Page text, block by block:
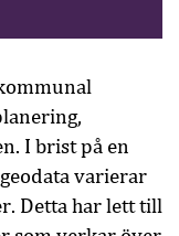
I brist på en
varierar
Detta har lett till